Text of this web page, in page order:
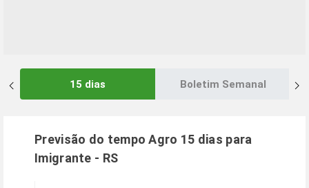
15 dias Boletim Semanal
Previsão do tempo Agro 15 dias para
Imigrante - RS